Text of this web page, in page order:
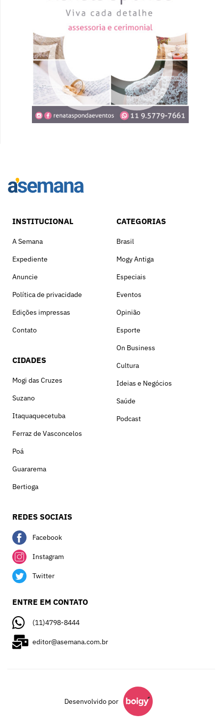
INSTITUCIONAL
A Semana
Expediente
Anuncie
Política de privacidade
Edições impressas
Contato
CIDADES
Mogi das Cruzes
Suzano
Itaquaquecetuba
Ferraz de Vasconcelos
Poá
Guararema
Bertioga
CATEGORIAS
Brasil
Mogy Antiga
Especiais
Eventos
Opinião
Esporte
On Business
Cultura
Ideias e Negócios
Saúde
Podcast
REDES SOCIAIS
Facebook
Instagram
Twitter
ENTRE EM CONTATO
(11)4798-8444
editor@asemana.com.br
Desenvolvido por